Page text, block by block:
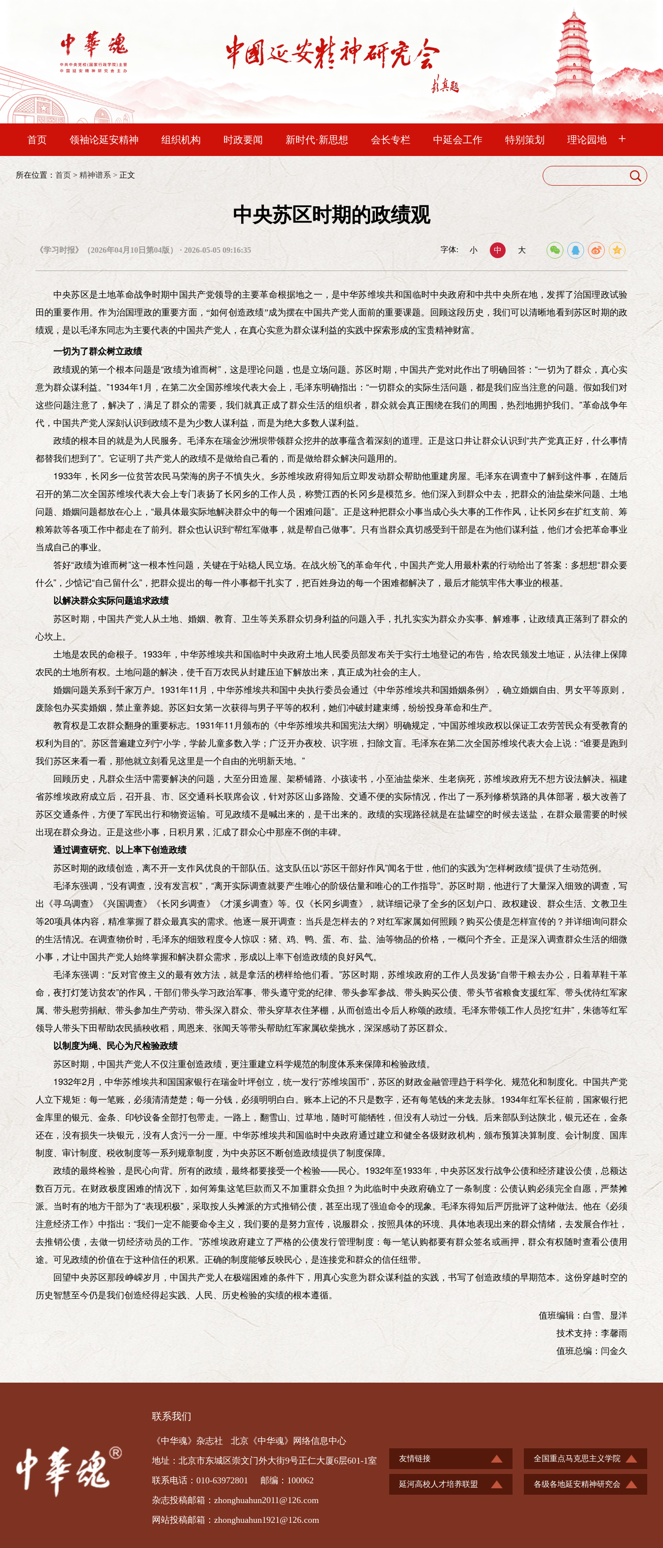
首页 领袖论延安精神 组织机构 时政要闻 新时代·新思想 会长专栏 中延会工作 特别策划 理论园地 +
未曾忘记 延会巡礼
清凉山杂谈
“在长期革命战争中，我们在正确的政治方向指导下，从分析实际情况出发，发扬革命和
拼命精神，严守纪律和自我牺牲精神，大公无私和先人后己精神，压倒一切敌人、压倒一切困
难的精神，坚持革命乐观主义、排除万难去争取胜利的精神，取得了伟大胜利。搞社会主义建
设，实现四个现代化，同样要在党中央的正确领导下，大大发扬这些精神。
会长： 王晨
靳诺（女）
副会长：
艾平 李慎明 杨胜群 林炎志 汪鸿雁(女) 李忠杰 刘建 李勇库 李卫
第六届研究会咨询委员会委员：
张全景 逄先知 刘京 储波 朱佳木 张启华(女) 陈小津 徐光春
黄晴宜(女)
李德水 张保庆 沙健孙 梁柱 王立平 陈登才
中国延安精神研究会
常务理事会
《中华魂》杂志社
北京《中华魂》网络信息中心
延安精神基金会
所在位置： 首页 > 精神谱系 > 正文
中央苏区时期的政绩观
《学习时报》（2026年04月10日第04版） · 2026-05-05 09:16:35 字体: 小 中 大
中央苏区是土地革命战争时期中国共产党领导的主要革命根据地之一，是中华苏维埃共和国临时中央政府和中共中央所在地，发挥了治国理政试验
田的重要作用。作为治国理政的重要方面，“如何创造政绩”成为摆在中国共产党人面前的重要课题。回顾这段历史，我们可以清晰地看到苏区时期的政
绩观，是以毛泽东同志为主要代表的中国共产党人，在真心实意为群众谋利益的实践中探索形成的宝贵精神财富。
一切为了群众树立政绩
政绩观的第一个根本问题是“政绩为谁而树”，这是理论问题，也是立场问题。苏区时期，中国共产党对此作出了明确回答：“一切为了群众，真心实
意为群众谋利益。”1934年1月，在第二次全国苏维埃代表大会上，毛泽东明确指出：“一切群众的实际生活问题，都是我们应当注意的问题。假如我们对
这些问题注意了，解决了，满足了群众的需要，我们就真正成了群众生活的组织者，群众就会真正围绕在我们的周围，热烈地拥护我们。”革命战争年
代，中国共产党人深刻认识到政绩不是为少数人谋利益，而是为绝大多数人谋利益。
政绩的根本目的就是为人民服务。毛泽东在瑞金沙洲坝带领群众挖井的故事蕴含着深刻的道理。正是这口井让群众认识到“共产党真正好，什么事情
都替我们想到了”。它证明了共产党人的政绩不是做给自己看的，而是做给群众解决问题用的。
1933年，长冈乡一位贫苦农民马荣海的房子不慎失火。乡苏维埃政府得知后立即发动群众帮助他重建房屋。毛泽东在调查中了解到这件事，在随后
召开的第二次全国苏维埃代表大会上专门表扬了长冈乡的工作人员，称赞江西的长冈乡是模范乡。他们深入到群众中去，把群众的油盐柴米问题、土地
问题、婚姻问题都放在心上，“最具体最实际地解决群众中的每一个困难问题”。正是这种把群众小事当成心头大事的工作作风，让长冈乡在扩红支前、筹
粮筹款等各项工作中都走在了前列。群众也认识到“帮红军做事，就是帮自己做事”。只有当群众真切感受到干部是在为他们谋利益，他们才会把革命事业
当成自己的事业。
答好“政绩为谁而树”这一根本性问题，关键在于站稳人民立场。在战火纷飞的革命年代，中国共产党人用最朴素的行动给出了答案：多想想“群众要
什么”，少惦记“自己留什么”，把群众提出的每一件小事都干扎实了，把百姓身边的每一个困难都解决了，最后才能筑牢伟大事业的根基。
以解决群众实际问题追求政绩
苏区时期，中国共产党人从土地、婚姻、教育、卫生等关系群众切身利益的问题入手，扎扎实实为群众办实事、解难事，让政绩真正落到了群众的
心坎上。
土地是农民的命根子。1933年，中华苏维埃共和国临时中央政府土地人民委员部发布关于实行土地登记的布告，给农民颁发土地证，从法律上保障
农民的土地所有权。土地问题的解决，使千百万农民从封建压迫下解放出来，真正成为社会的主人。
婚姻问题关系到千家万户。1931年11月，中华苏维埃共和国中央执行委员会通过《中华苏维埃共和国婚姻条例》，确立婚姻自由、男女平等原则，
废除包办买卖婚姻，禁止童养媳。苏区妇女第一次获得与男子平等的权利，她们冲破封建束缚，纷纷投身革命和生产。
教育权是工农群众翻身的重要标志。1931年11月颁布的《中华苏维埃共和国宪法大纲》明确规定，“中国苏维埃政权以保证工农劳苦民众有受教育的
权利为目的”。苏区普遍建立列宁小学，学龄儿童多数入学；广泛开办夜校、识字班，扫除文盲。毛泽东在第二次全国苏维埃代表大会上说：“谁要是跑到
我们苏区来看一看，那他就立刻看见这里是一个自由的光明新天地。”
回顾历史，凡群众生活中需要解决的问题，大至分田造屋、架桥铺路、小孩读书，小至油盐柴米、生老病死，苏维埃政府无不想方设法解决。福建
省苏维埃政府成立后，召开县、市、区交通科长联席会议，针对苏区山多路险、交通不便的实际情况，作出了一系列修桥筑路的具体部署，极大改善了
苏区交通条件，方便了军民出行和物资运输。可见政绩不是喊出来的，是干出来的。政绩的实现路径就是在盐罐空的时候去送盐，在群众最需要的时候
出现在群众身边。正是这些小事，日积月累，汇成了群众心中那座不倒的丰碑。
通过调查研究、以上率下创造政绩
苏区时期的政绩创造，离不开一支作风优良的干部队伍。这支队伍以“苏区干部好作风”闻名于世，他们的实践为“怎样树政绩”提供了生动范例。
毛泽东强调，“没有调查，没有发言权”，“离开实际调查就要产生唯心的阶级估量和唯心的工作指导”。苏区时期，他进行了大量深入细致的调查，写
出《寻乌调查》《兴国调查》《长冈乡调查》《才溪乡调查》等。仅《长冈乡调查》，就详细记录了全乡的区划户口、政权建设、群众生活、文教卫生
等20项具体内容，精准掌握了群众最真实的需求。他逐一展开调查：当兵是怎样去的？对红军家属如何照顾？购买公债是怎样宣传的？并详细询问群众
的生活情况。在调查物价时，毛泽东的细致程度令人惊叹：猪、鸡、鸭、蛋、布、盐、油等物品的价格，一概问个齐全。正是深入调查群众生活的细微
小事，才让中国共产党人始终掌握和解决群众需求，形成以上率下创造政绩的良好风气。
毛泽东强调：“反对官僚主义的最有效方法，就是拿活的榜样给他们看。”苏区时期，苏维埃政府的工作人员发扬“自带干粮去办公，日着草鞋干革
命，夜打灯笼访贫农”的作风，干部们带头学习政治军事、带头遵守党的纪律、带头参军参战、带头购买公债、带头节省粮食支援红军、带头优待红军家
属、带头慰劳捐献、带头参加生产劳动、带头深入群众、带头穿草衣住茅棚，从而创造出令后人称颂的政绩。毛泽东带领工作人员挖“红井”，朱德等红军
领导人带头下田帮助农民插秧收稻，周恩来、张闻天等带头帮助红军家属砍柴挑水，深深感动了苏区群众。
以制度为绳、民心为尺检验政绩
苏区时期，中国共产党人不仅注重创造政绩，更注重建立科学规范的制度体系来保障和检验政绩。
1932年2月，中华苏维埃共和国国家银行在瑞金叶坪创立，统一发行“苏维埃国币”，苏区的财政金融管理趋于科学化、规范化和制度化。中国共产党
人立下规矩：每一笔账，必须清清楚楚；每一分钱，必须明明白白。账本上记的不只是数字，还有每笔钱的来龙去脉。1934年红军长征前，国家银行把
金库里的银元、金条、印钞设备全部打包带走。一路上，翻雪山、过草地，随时可能牺牲，但没有人动过一分钱。后来部队到达陕北，银元还在，金条
还在，没有损失一块银元，没有人贪污一分一厘。中华苏维埃共和国临时中央政府通过建立和健全各级财政机构，颁布预算决算制度、会计制度、国库
制度、审计制度、税收制度等一系列规章制度，为中央苏区不断创造政绩提供了制度保障。
政绩的最终检验，是民心向背。所有的政绩，最终都要接受一个检验——民心。1932年至1933年，中央苏区发行战争公债和经济建设公债，总额达
数百万元。在财政极度困难的情况下，如何筹集这笔巨款而又不加重群众负担？为此临时中央政府确立了一条制度：公债认购必须完全自愿，严禁摊
派。当时有的地方干部为了“表现积极”，采取按人头摊派的方式推销公债，甚至出现了强迫命令的现象。毛泽东得知后严厉批评了这种做法。他在《必须
注意经济工作》中指出：“我们一定不能要命令主义，我们要的是努力宣传，说服群众，按照具体的环境、具体地表现出来的群众情绪，去发展合作社，
去推销公债，去做一切经济动员的工作。”苏维埃政府建立了严格的公债发行管理制度：每一笔认购都要有群众签名或画押，群众有权随时查看公债用
途。可见政绩的价值在于这种信任的积累。正确的制度能够反映民心，是连接党和群众的信任纽带。
回望中央苏区那段峥嵘岁月，中国共产党人在极端困难的条件下，用真心实意为群众谋利益的实践，书写了创造政绩的早期范本。这份穿越时空的
历史智慧至今仍是我们创造经得起实践、人民、历史检验的实绩的根本遵循。
值班编辑：白雪、显洋
技术支持：李馨雨
值班总编：闫金久
联系我们
《中华魂》杂志社
北京《中华魂》网络信息中心
地址：北京市东城区崇文门外大街9号正仁大厦6层601-1室
联系电话：010-63972801 邮编：100062
杂志投稿邮箱：zhonghuahun2011@126.com
网站投稿邮箱：zhonghuahun1921@126.com
友情链接 全国重点马克思主义学院
延河高校人才培养联盟 各级各地延安精神研究会